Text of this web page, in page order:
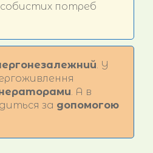
потреб
. У
. А в
за допомогою